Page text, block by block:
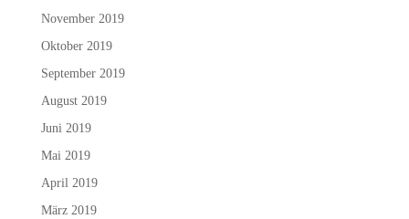
November 2019
Oktober 2019
September 2019
August 2019
Juni 2019
Mai 2019
April 2019
März 2019